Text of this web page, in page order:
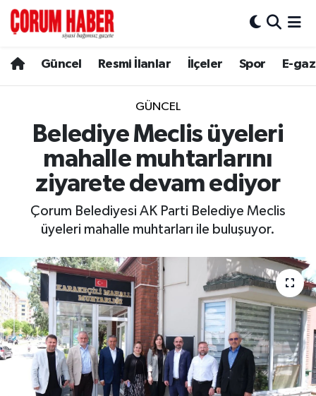
Güncel Resmi İlanlar İlçeler Spor E-
GÜNCEL
Belediye Meclis üyeleri
mahalle muhtarlarını
ziyarete devam ediyor
Çorum Belediyesi AK Parti Belediye Meclis
üyeleri mahalle muhtarları ile buluşuyor.
Spor
Resmi İlanlar
Alaca
Bayat
Boğazkale
Dodurga
İskilip
Kargı
Laçin
Hava Durumu
Çorum Namaz Vakitleri
Trafik Durumu
Süper Lig Puan Durumu ve Fikstür
Tüm Manşetler
Son Dakika Haberleri
Haber Arşivi